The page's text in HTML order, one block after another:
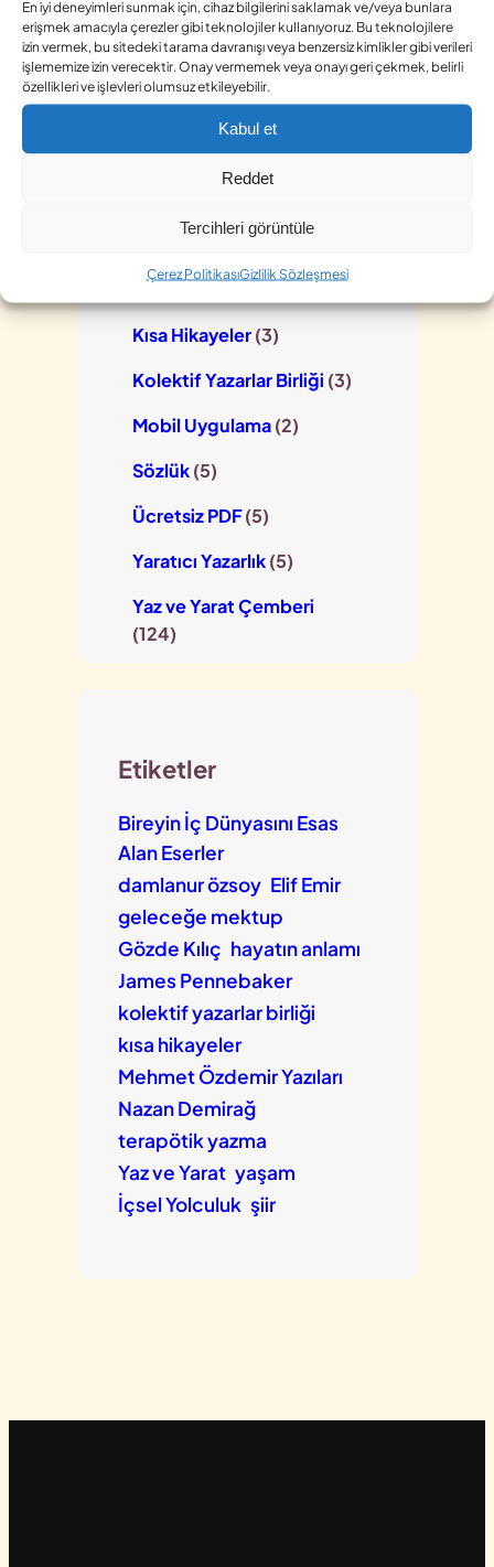
En iyi deneyimleri sunmak için, cihaz bilgilerini saklamak ve/veya bunlara
erişmek amacıyla çerezler gibi teknolojiler kullanıyoruz. Bu teknolojilere
izin vermek, bu sitedeki tarama davranışı veya benzersiz kimlikler gibi verileri
işlememize izin verecektir. Onay vermemek veya onayı geri çekmek, belirli
özellikleri ve işlevleri olumsuz etkileyebilir.
Kabul et
Reddet
Tercihleri görüntüle
Çerez PolitikasıGizlilik Sözleşmesi
Kategoriler
(İyileştirici) Terapötik
Yazma(7)
(1)
Kişilik Testi
Kısa Hikayeler(3)
Kolektif Yazarlar Birliği (3)
Mobil Uygulama(2)
Sözlük(5)
Ücretsiz PDF(5)
Yaratıcı Yazarlık(5)
Yaz ve Yarat Çemberi
(124)
Etiketler
Bireyin İç Dünyasını Esas
Alan Eserler
damlanur özsoy Elif Emir
geleceğe mektup
Gözde Kılıç hayatın anlamı
James Pennebaker
kolektif yazarlar birliği
kısa hikayeler
Mehmet Özdemir Yazıları
Nazan Demirağ
terapötik yazma
Yaz ve Yarat yaşam
İçsel Yolculuk şiir